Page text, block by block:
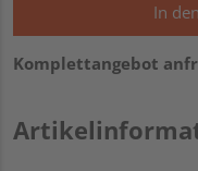
In
Komplettangebot